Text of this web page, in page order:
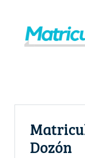
contenido
Dozón